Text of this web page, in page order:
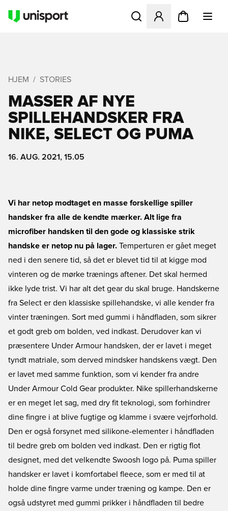
Åbner en Modal til at
HJEM STORIES
MASSER AF NYE
SPILLEHANDSKER FRA
NIKE, SELECT OG PUMA
16. AUG. 2021, 15.05
Vi har netop modtaget en masse forskellige spiller
handsker fra alle de kendte mærker. Alt lige fra
microfiber handsken til den gode og klassiske strik
handske er netop nu på lager. Temperturen er gået meget
ned i den senere tid, så det er blevet tid til at kigge mod
vinteren og de mørke trænings aftener. Det skal hermed
ikke lyde trist. Vi har alt det gear du skal bruge. Handskerne
fra Select er den klassiske spillehandske, vi alle kender fra
vinter træningen. Sort med gummi i håndfladen, som sikrer
et godt greb om bolden, ved indkast. Derudover kan vi
præsentere Under Armour handsken, der er lavet i meget
tyndt matriale, som derved mindsker handskens vægt. Den
er lavet med samme funktion, som vi kender fra andre
Under Armour Cold Gear produkter. Nike spillerhandskerne
er en meget let sag, med dry fit teknologi, som forhindrer
dine fingre i at blive fugtige og klamme i svære vejrforhold.
Den er også forsynet med silikone-elementer i håndfladen
til bedre greb om bolden ved indkast. Den er rigtig flot
designet, med det velkendte Swoosh logo på. Puma spiller
handsker er lavet i komfortabel fleece, som er med til at
holde dine fingre varme under træning og kampe. Den er
også udstyret med gummi prikker i håndfladen til bedre